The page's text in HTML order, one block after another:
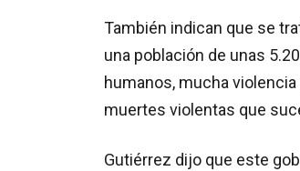
También indican que se
una población de unas
humanos, mucha
muertes violentas que
Gutiérrez dijo que este